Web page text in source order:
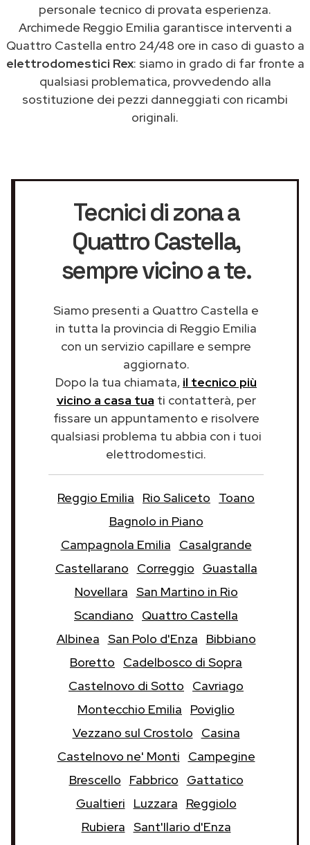
personale tecnico di provata esperienza.
Archimede Reggio Emilia garantisce interventi a
Quattro Castella entro 24/48 ore in caso di guasto a
elettrodomestici Rex: siamo in grado di far fronte a
qualsiasi problematica, provvedendo alla
sostituzione dei pezzi danneggiati con ricambi
originali.
Tecnici di zona a
Quattro Castella,
sempre vicino a te.
Siamo presenti a Quattro Castella e
in tutta la provincia di Reggio Emilia
con un servizio capillare e sempre
aggiornato.
Dopo la tua chiamata, il tecnico più
vicino a casa tua ti contatterà, per
fissare un appuntamento e risolvere
qualsiasi problema tu abbia con i tuoi
elettrodomestici.
Reggio Emilia Rio Saliceto
Toano
Bagnolo in Piano
Campagnola Emilia
Casalgrande
Castellarano
Correggio
Guastalla
Novellara San Martino in Rio
Scandiano
Quattro Castella
Albinea San Polo d'Enza
Bibbiano
Boretto
Cadelbosco di Sopra
Castelnovo di Sotto
Cavriago
Montecchio Emilia
Poviglio
Vezzano sul Crostolo
Casina
Castelnovo ne' Monti
Campegine
Brescello
Fabbrico
Gattatico
Gualtieri
Luzzara
Reggiolo
Rubiera Sant'Ilario d'Enza